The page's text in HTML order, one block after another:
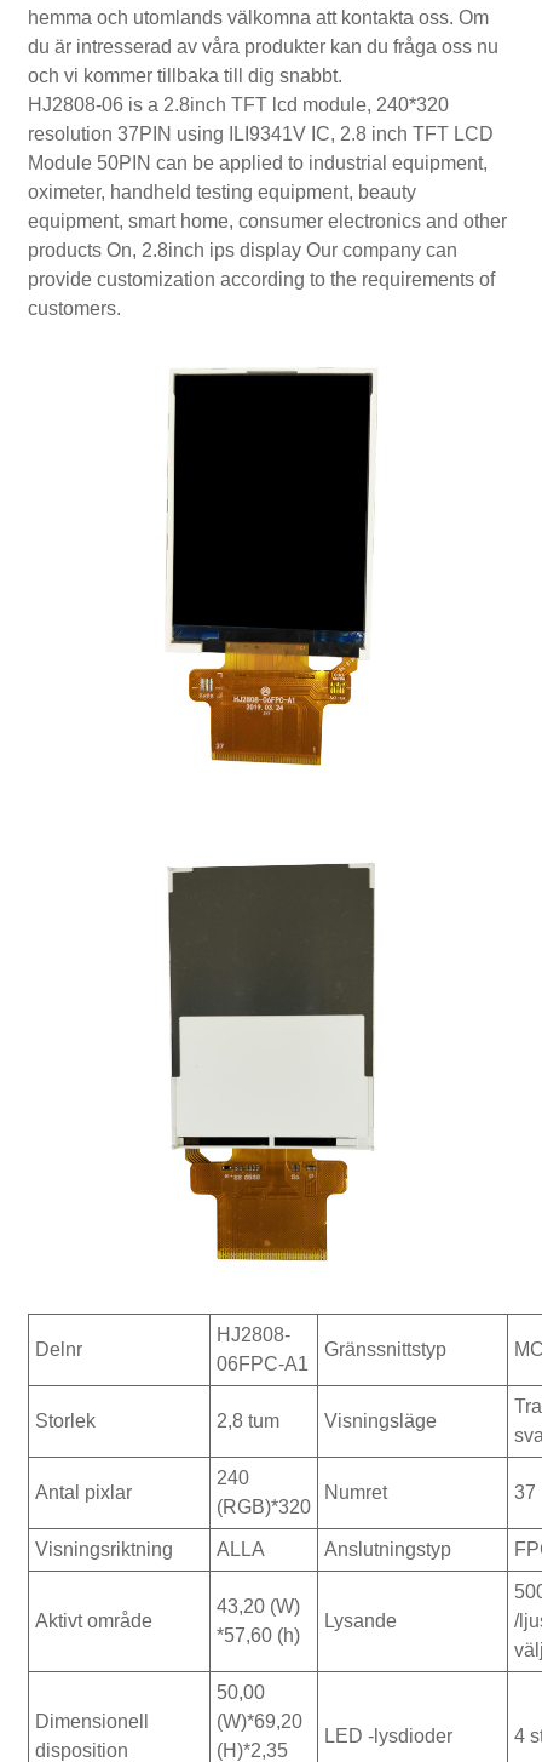
hemma och utomlands välkomna att kontakta oss. Om
du är intresserad av våra produkter kan du fråga oss nu
och vi kommer tillbaka till dig snabbt.
HJ2808-06 is a 2.8inch TFT lcd module, 240*320
resolution 37PIN using ILI9341V IC, 2.8 inch TFT LCD
Module 50PIN can be applied to industrial equipment,
oximeter, handheld testing equipment, beauty
equipment, smart home, consumer electronics and other
products On, 2.8inch ips display Our company can
provide customization according to the requirements of
customers.
Delnr
HJ2808-
06FPC-A1
Gränssnittstyp
Storlek 2,8 tum Visningsläge
Antal pixlar
240
(RGB)*320
Numret 37
Visningsriktning ALLA Anslutningstyp
Aktivt område
43,20 (W)
*57,60 (h)
Lysande
/
Dimensionell
disposition
50,00
(W)*69,20
(H)*2,35
LED -lysdioder 4